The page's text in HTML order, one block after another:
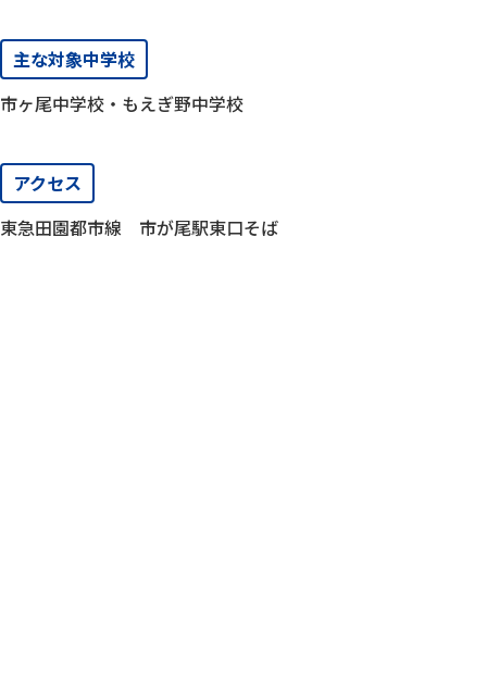
主な対象中学校
市ヶ尾中学校・もえぎ野中学校
アクセス
東急田園都市線 市が尾駅東口そば